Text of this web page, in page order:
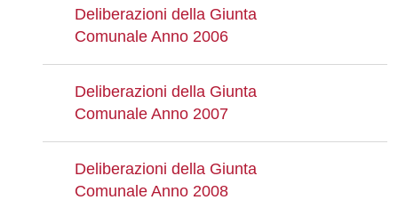
Deliberazioni della Giunta
Comunale Anno 2006
Deliberazioni della Giunta
Comunale Anno 2007
Deliberazioni della Giunta
Comunale Anno 2008